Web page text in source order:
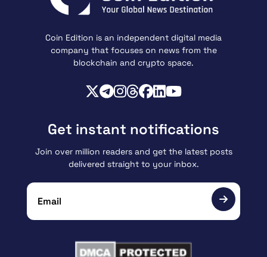
Coin Edition is an independent digital media
company that focuses on news from the
blockchain and crypto space.
Get instant notifications
Join over million readers and get the latest posts
delivered straight to your inbox.